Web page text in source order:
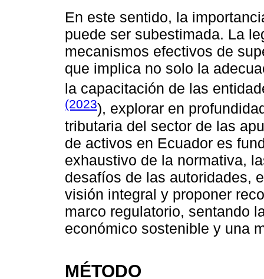
En este sentido, la
puede ser subestimada. La
mecanismos efectivos de
que implica no solo la
la capacitación de las
(2023), explorar en
tributaria del sector de las
de activos en Ecuador es
exhaustivo de la normativa,
desafíos de las autoridades,
visión integral y proponer
marco regulatorio, sentando
económico sostenible y una
MÉTODO